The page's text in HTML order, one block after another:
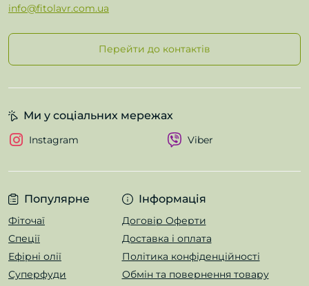
info@fitolavr.com.ua
Перейти до контактів
Популярне
Фіточаї
Спеції
Ефірні олії
Суперфуди
Інформація
Договір Оферти
Доставка і оплата
Політика конфіденційності
Обмін та повернення товару
Ми у соціальних мережах
Instagram Viber